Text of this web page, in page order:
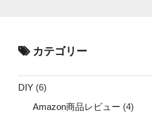
カテゴリー
DIY (6)
Amazon商品レビュー (4)